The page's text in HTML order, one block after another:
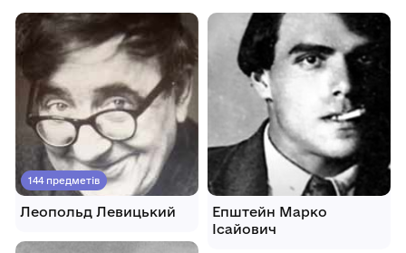
144 предметів
Леопольд Левицький
Епштейн Марко
Ісайович